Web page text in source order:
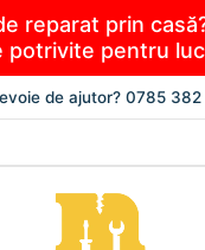
reparat prin
potrivite pentru
PROMOȚII
de ajutor? 0785